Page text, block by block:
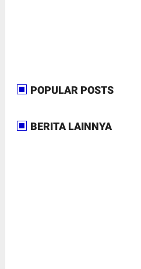
POPULAR POSTS
BERITA LAINNYA